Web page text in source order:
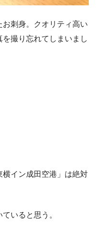
お刺身。クオリティ高い
撮り忘れてしまいまし
横イン成田空港」は絶対
いると思う。